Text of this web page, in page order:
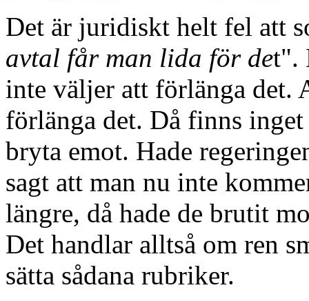
Det är juridiskt helt fel att
avtal får man lida för det".
inte väljer att förlänga det.
förlänga det. Då finns
bryta emot. Hade
sagt att man nu inte
längre, då hade de brutit
Det handlar alltså om ren
sätta sådana rubriker.